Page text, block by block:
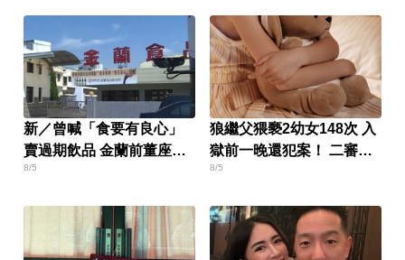
新／曾喊「食要有良心」
賣過期飲品 金蘭前董座遭
求重刑
8/5
狼繼父猥褻2幼女148次 入
獄前一晚還犯案！ 二審判
更輕原因曝
8/5